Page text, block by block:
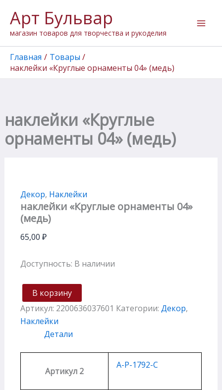
содержимому
Арт Бульвар
магазин товаров для творчества и рукоделия
Главная
Товары
наклейки «Круглые орнаменты 04» (медь)
наклейки «Круглые
орнаменты 04» (медь)
Декор, Наклейки
наклейки «Круглые орнаменты 04»
(медь)
65,00 ₽
Доступность: В наличии
товара
наклейки
"Круглые
орнаменты
04"
(медь)
В корзину
Артикул: 2200636037601 Категории: Декор,
Наклейки
Детали
Артикул 2
A-P-1792-C